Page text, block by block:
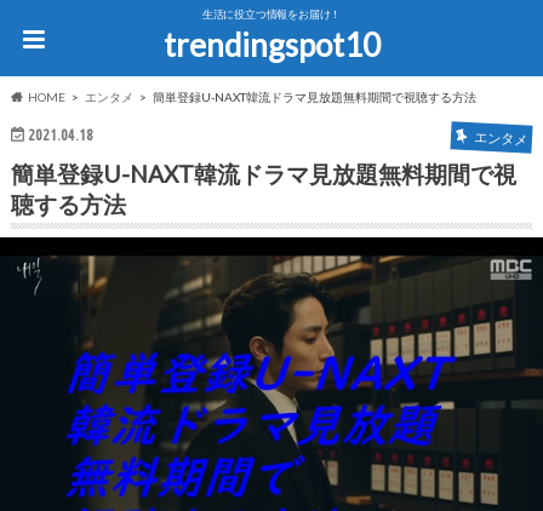
生活に役立つ情報をお届け！
trendingspot10
HOME エンタメ 簡単登録U-NAXT韓流ドラマ見放題無料期間で視聴する方法
2021.04.18 エンタメ
簡単登録U-NAXT韓流ドラマ見放題無料期間で視
聴する方法